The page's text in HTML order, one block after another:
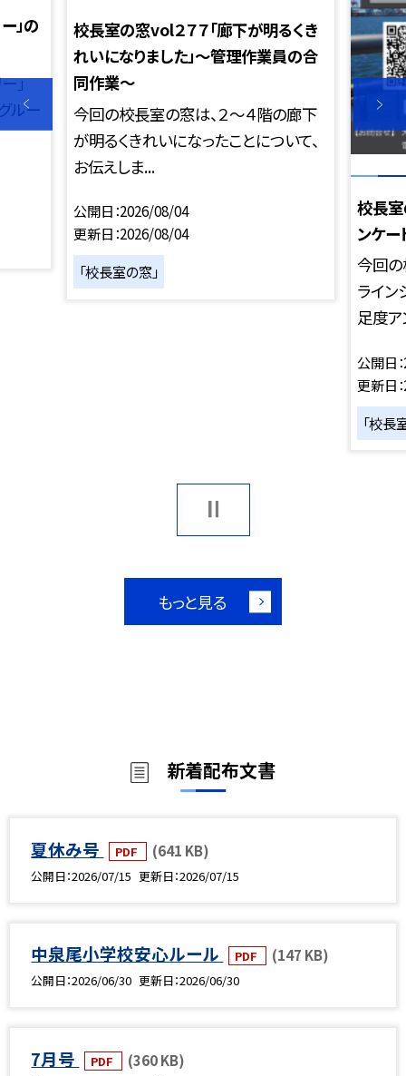
」の
」
ルー
校長室の窓vol２７７「廊下が明るくき
れいになりました」～管理作業員の合
同作業～
今回の校長室の窓は、２～４階の廊下
が明るくきれいになったことについて、
お伝えしま...
公開日 2026/08/04
更新日 2026/08/04
「校長室の窓」
校長室
ンケー
今回
ライン
足度ア
公開日
更新日
「校長
もっと見る
新着配布文書
夏休み号 PDF (641 KB)
公開日 2026/07/15 更新日 2026/07/15
中泉尾小学校安心ルール PDF (147 KB)
公開日 2026/06/30 更新日 2026/06/30
7月号 PDF (360 KB)